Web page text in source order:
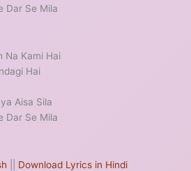
Dar Se Mila
Na Kami Hai
Hai
Aisa Sila
Dar Se Mila
Download Lyrics in Hindi